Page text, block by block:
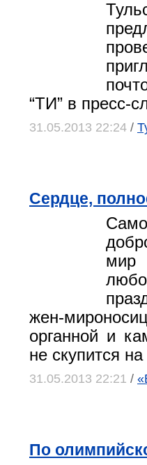
“ТИ” в пресс-
31.05.2013 22:24 /
Сердце,
мир
жен-
органной и
не скупится
31.05.2013 22:21 /
По